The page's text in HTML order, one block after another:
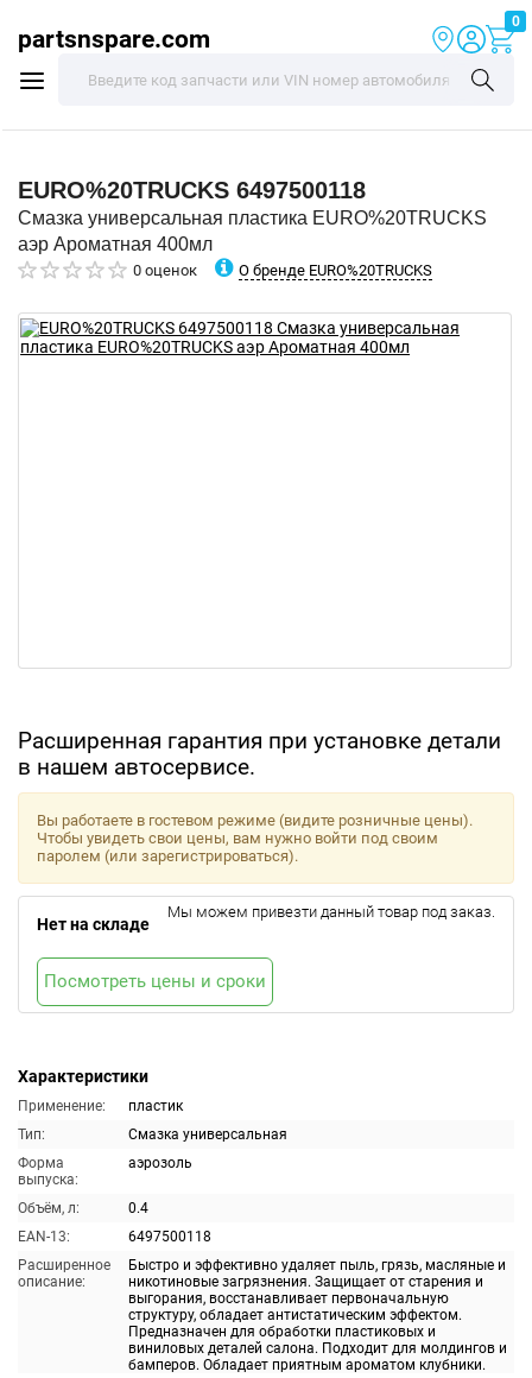
partsnspare.com
0
EURO%20TRUCKS 6497500118
Смазка универсальная пластика EURO%20TRUCKS
аэр Ароматная 400мл
0 оценок О бренде EURO%20TRUCKS
Расширенная гарантия при установке детали
в нашем автосервисе.
Характеристики
Применение:
пластик
Тип:
Смазка универсальная
Форма
выпуска:
аэрозоль
Объём, л:
0.4
EAN-13:
6497500118
Расширенное
описание:
Быстро и эффективно удаляет пыль, грязь, масляные и
никотиновые загрязнения. Защищает от старения и
выгорания, восстанавливает первоначальную
структуру, обладает антистатическим эффектом.
Предназначен для обработки пластиковых и
виниловых деталей салона. Подходит для молдингов и
бамперов. Обладает приятным ароматом клубники.
Вы работаете в гостевом режиме (видите розничные цены).
Чтобы увидеть свои цены, вам нужно войти под своим
паролем (или зарегистрироваться).
Нет на складе
Мы можем привезти данный товар под заказ.
Посмотреть цены и сроки